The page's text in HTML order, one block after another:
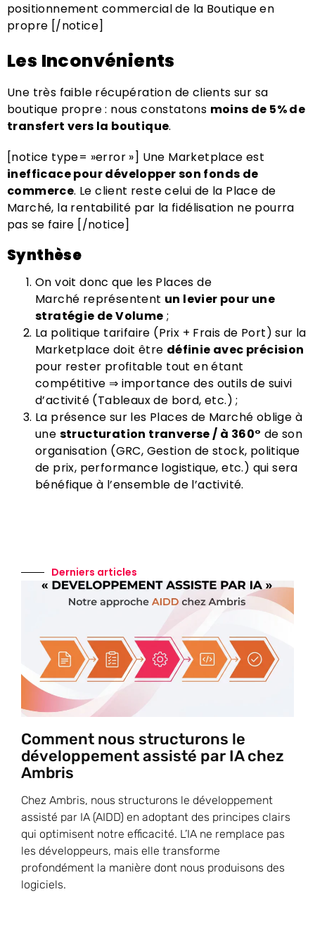
positionnement commercial de la Boutique en
propre [/notice]
Les Inconvénients
Une très faible récupération de clients sur sa
boutique propre : nous constatons moins de 5% de
transfert vers la boutique.
[notice type= »error »] Une Marketplace est
inefficace pour développer son fonds de
commerce. Le client reste celui de la Place de
Marché, la rentabilité par la fidélisation ne pourra
pas se faire [/notice]
Synthèse
On voit donc que les Places de
Marché représentent un levier pour une
stratégie de Volume ;
La politique tarifaire (Prix + Frais de Port) sur la
Marketplace doit être définie avec précision
pour rester profitable tout en étant
compétitive ⇒ importance des outils de suivi
d’activité (Tableaux de bord, etc.) ;
La présence sur les Places de Marché oblige à
une structuration tranverse / à 360° de son
organisation (GRC, Gestion de stock, politique
de prix, performance logistique, etc.) qui sera
bénéfique à l’ensemble de l’activité.
Derniers articles
Comment nous structurons le
développement assisté par IA chez
Ambris
Chez Ambris, nous structurons le développement
assisté par IA (AIDD) en adoptant des principes clairs
qui optimisent notre efficacité. L’IA ne remplace pas
les développeurs, mais elle transforme
profondément la manière dont nous produisons des
logiciels.